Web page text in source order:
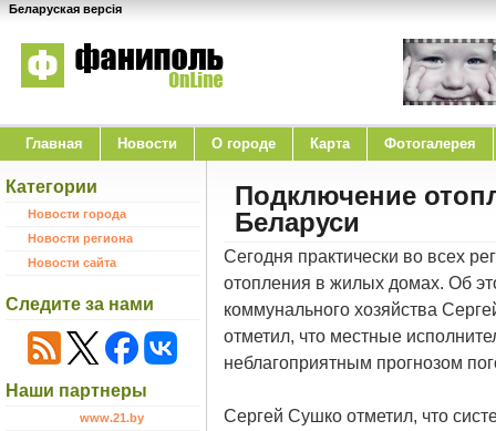
Беларуская версія
Главная Новости O городе Карта Фотогалерея
Категории
Новости города
Новости региона
Новости сайта
Следите за нами
Наши партнеры
www.21.by
Подключение
Беларуси
Сегодня практически во всех
отопления в жилых домах. Об
коммунального хозяйства
отметил, что местные
неблагоприятным прогнозом
Сергей Сушко отметил, что